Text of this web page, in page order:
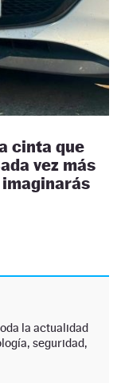
cinta que
vez más
la actualidad
seguridad,